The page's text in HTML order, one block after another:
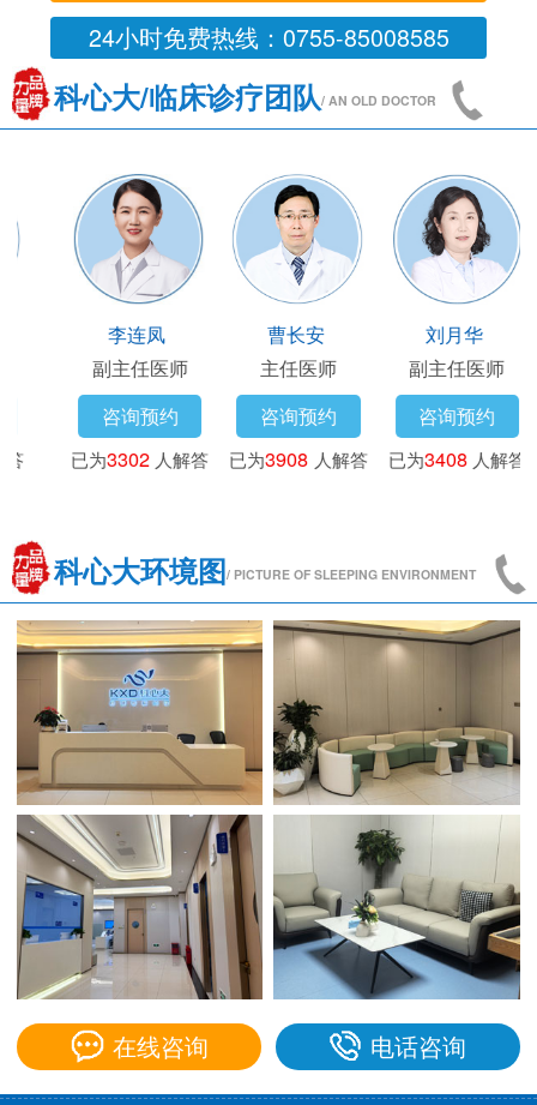
24小时免费热线：0755-85008585
科心大/临床诊疗团队/ AN OLD DOCTOR
答
王国陶
临床部主任
咨询预约
已为4173 人解答
顾连友
副主任医师
咨询预约
已为3016 人解答
李连凤
副主任医师
咨询预约
已为3302人
科心大环境图/ PICTURE OF SLEEPING ENVIRONMENT
在线咨询 电话咨询